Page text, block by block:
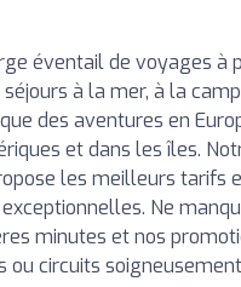
éventail de voyages à
à la mer, à la
des aventures en
et dans les îles.
les meilleurs tarifs
Ne
minutes et nos
ou circuits